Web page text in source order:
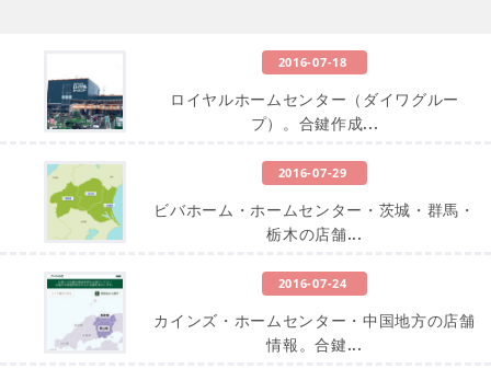
2016-07-18
ロイヤルホームセンター（ダイワグルー
プ）。合鍵作成...
2016-07-29
ビバホーム・ホームセンター・茨城・群馬・
栃木の店舗...
2016-07-24
カインズ・ホームセンター・中国地方の店舗
情報。合鍵...